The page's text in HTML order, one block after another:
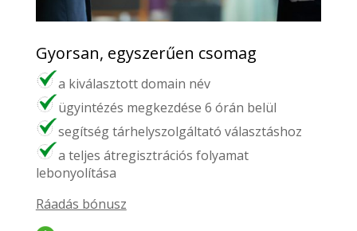
Gyorsan, egyszerűen csomag
a kiválasztott domain név
ügyintézés megkezdése 6 órán belül
segítség tárhelyszolgáltató választáshoz
a teljes átregisztrációs folyamat
lebonyolítása
Ráadás bónusz